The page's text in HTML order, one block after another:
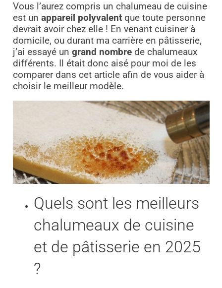
Vous l’aurez compris un chalumeau de cuisine
est un appareil polyvalentque toute personne
devrait avoir chez elle ! En venant cuisiner à
domicile, ou durant ma carrière en pâtisserie,
j’ai essayé un grand nombrede chalumeaux
différents. Il était donc aisé pour moi de les
comparer dans cet article afin de vous aider à
choisir le meilleur modèle.
Quels sont les meilleurs
chalumeaux de cuisine
et de pâtisserie en 2025
?